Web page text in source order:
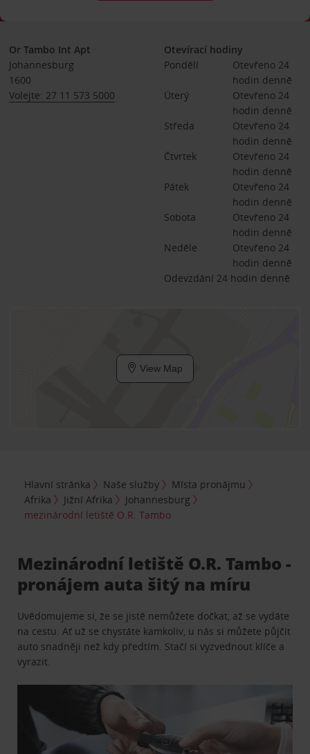
Or Tambo Int Apt
Johannesburg
1600
Volejte: 27 11 573 5000
Otevírací hodiny
Pondělí
Otevřeno 24
hodin denně
Úterý
Otevřeno 24
hodin denně
Středa
Otevřeno 24
hodin denně
Čtvrtek
Otevřeno 24
hodin denně
Pátek
Otevřeno 24
hodin denně
Sobota
Otevřeno 24
hodin denně
Neděle
Otevřeno 24
hodin denně
Odevzdání 24 hodin denně
View Map
Hlavní stránka Naše služby
Místa pronájmu
Afrika
Jižní Afrika
Johannesburg
mezinárodní letiště O.R. Tambo
Mezinárodní letiště O.R. Tambo -
pronájem auta šitý na míru
Uvědomujeme si, že se jistě nemůžete dočkat, až se vydáte
na cestu. Ať už se chystáte kamkoliv, u nás si můžete půjčit
auto snadněji než kdy předtím. Stačí si vyzvednout klíče a
vyrazit.